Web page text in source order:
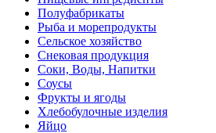
Полуфабрикаты
Рыба и морепродукты
Сельское хозяйство
Снековая продукция
Соки, Воды, Напитки
Соусы
Фрукты и ягоды
Хлебобулочные изделия
Яйцо